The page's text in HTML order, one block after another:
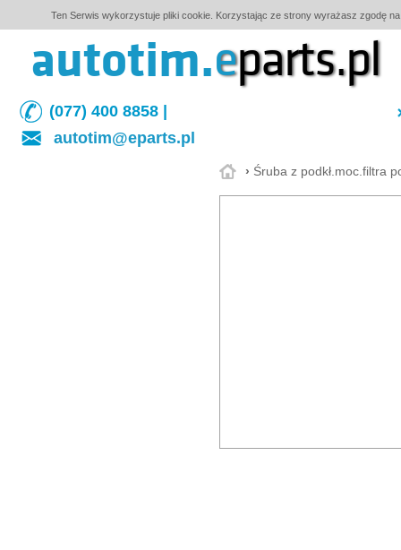
Ten Serwis wykorzystuje pliki cookie. Korzystając ze strony wyrażasz zgodę
autotim.eparts.pl
(077) 400 8858 |
autotim@eparts.pl
› Śruba z podkł.moc.filtra